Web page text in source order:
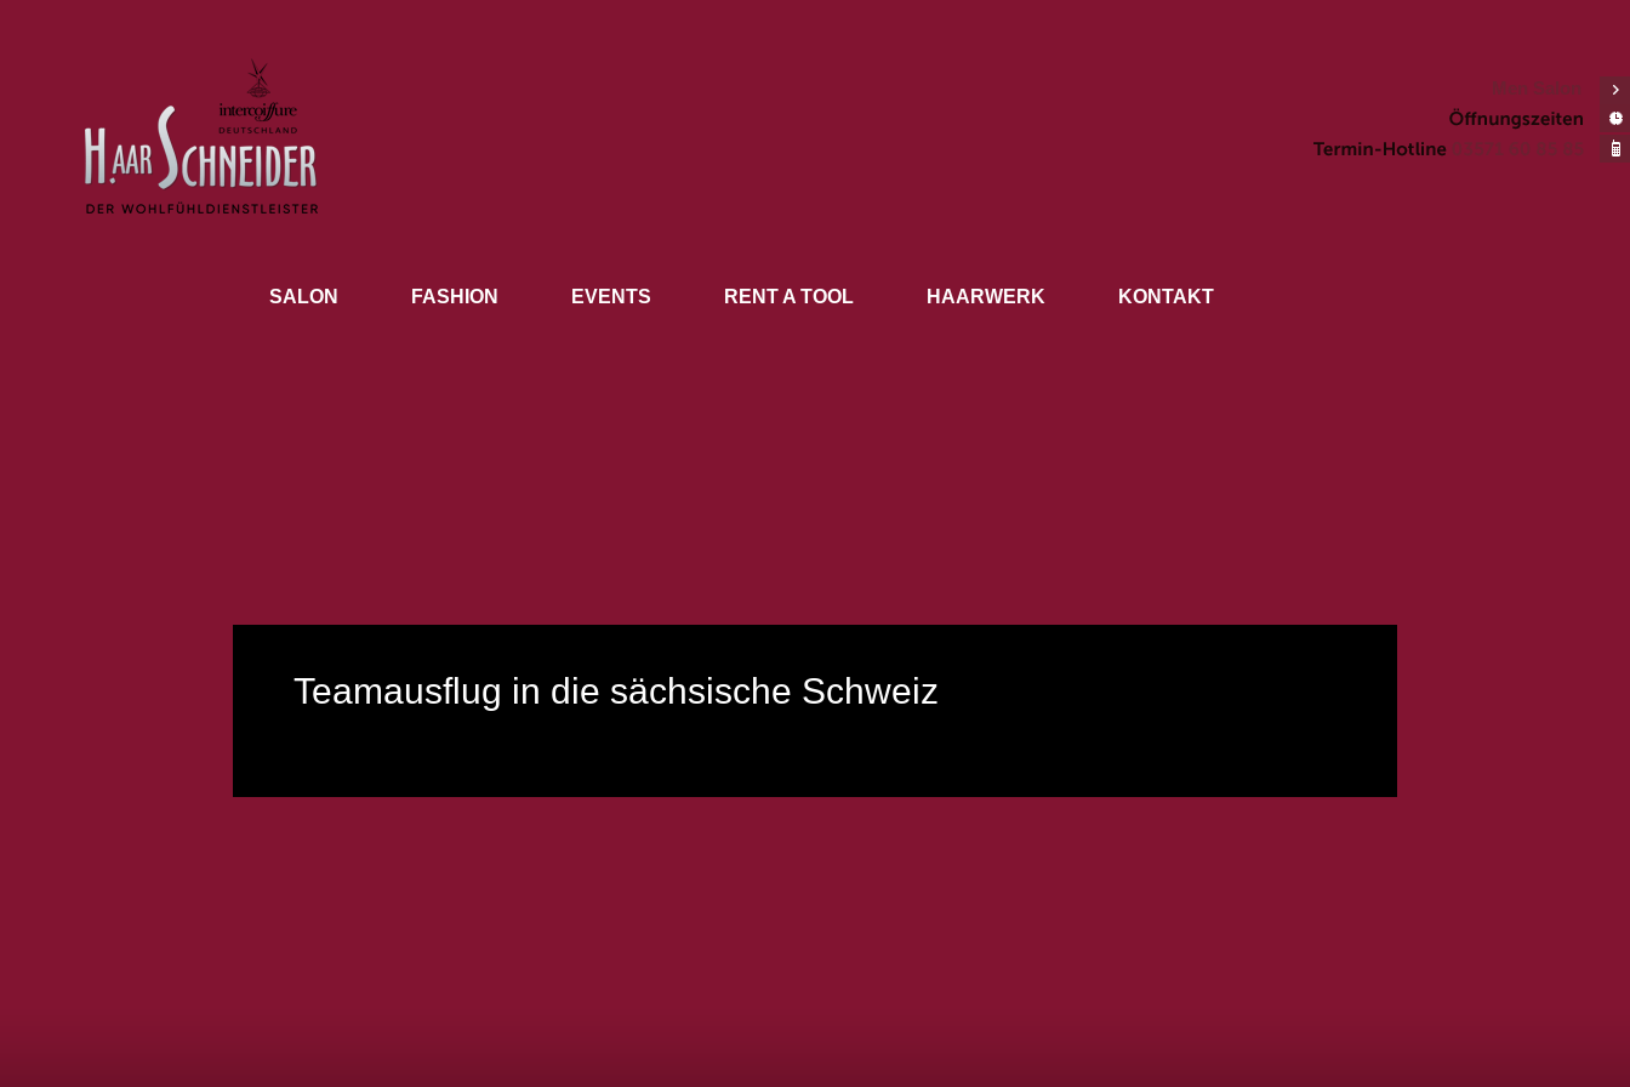
SALON FASHION EVENTS RENT A TOOL HAARWERK KONTAKT
Teamausflug in die sächsische Schweiz